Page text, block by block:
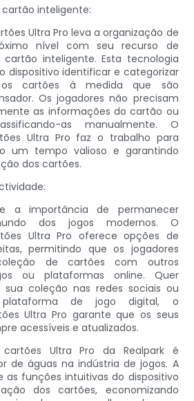
inteligente:
Ultra Pro leva a organização de
nível com seu recurso de
inteligente. Esta tecnologia
dispositivo identificar e categorizar
os cartões à medida que são
Os jogadores não precisam
as informações do cartão ou
as manualmente. O
Ultra Pro faz o trabalho para
um tempo valioso e garantindo
dos cartões.
a importância de permanecer
dos jogos modernos. O
Ultra Pro oferece opções de
permitindo que os jogadores
de cartões com outros
ou plataformas online. Quer
coleção nas redes sociais ou
de jogo digital, o
Ultra Pro garante que os seus
acessíveis e atualizados.
Ultra Pro da Realpark é
de águas na indústria de jogos. A
funções intuitivas do dispositivo
dos cartões, economizando